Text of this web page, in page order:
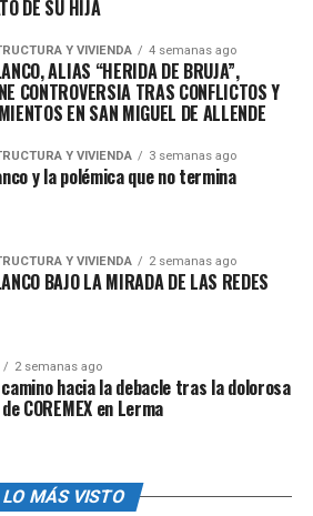
DE SU HIJA
Y VIVIENDA 4 semanas ago
ALIAS “HERIDA DE BRUJA”,
CONTROVERSIA TRAS CONFLICTOS Y
EN SAN MIGUEL DE ALLENDE
Y VIVIENDA 3 semanas ago
y la polémica que no termina
Y VIVIENDA 2 semanas ago
BAJO LA MIRADA DE LAS REDES
2 semanas ago
hacia la debacle tras la dolorosa
COREMEX en Lerma
LO MÁS VISTO